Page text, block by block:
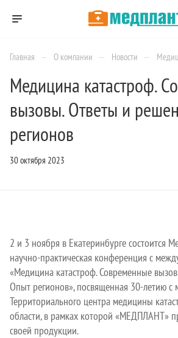
Главная — О компании — Новости —
Медицина катастроф.
вызовы. Ответы и
регионов
30 октября 2023
2 и 3 ноября в Екатеринбурге состоится
научно-практическая конференция с
«Медицина катастроф. Современные
Опыт регионов», посвященная 30-летию с
Территориального центра медицины
области, в рамках которой «МЕДПЛАНТ»
своей продукции.